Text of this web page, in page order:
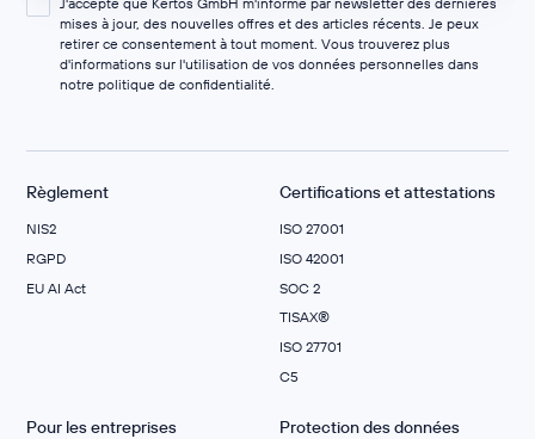
mises à jour, des nouvelles offres et des articles récents. Je peux
retirer ce consentement à tout moment. Vous trouverez plus
d'informations sur l'utilisation de vos données personnelles dans
notre politique de confidentialité.
Règlement
NIS2
RGPD
EU AI Act
Certifications et attestations
ISO 27001
ISO 42001
SOC 2
TISAX®
ISO 27701
C5
Pour les entreprises Protection des données